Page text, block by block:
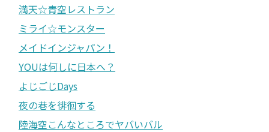
満天☆青空レストラン
ミライ☆モンスター
メイドインジャパン！
YOUは何しに日本へ？
よじごじDays
夜の巷を徘徊する
陸海空こんなところでヤバいバル